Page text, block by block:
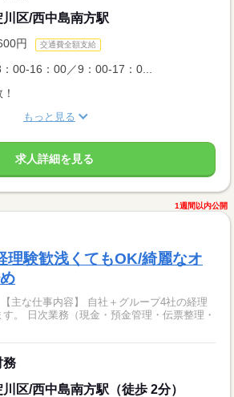
区/西中島南方駅
円 交通費全額支給
：00-16：00／9：00-17：0...
もっと見る
求人詳細を見る
1週間以内公開
理験歓浅くてもOK/綺麗なオ
【主な仕事内容】 自社＋グループ4社の経理
。 日次業務（現金・預金管理・伝票整理・
務
区/西中島南方駅（徒歩 2分）